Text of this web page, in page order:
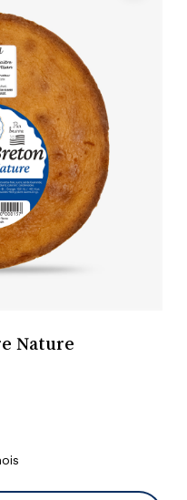
Nature
nom, mon e-mail